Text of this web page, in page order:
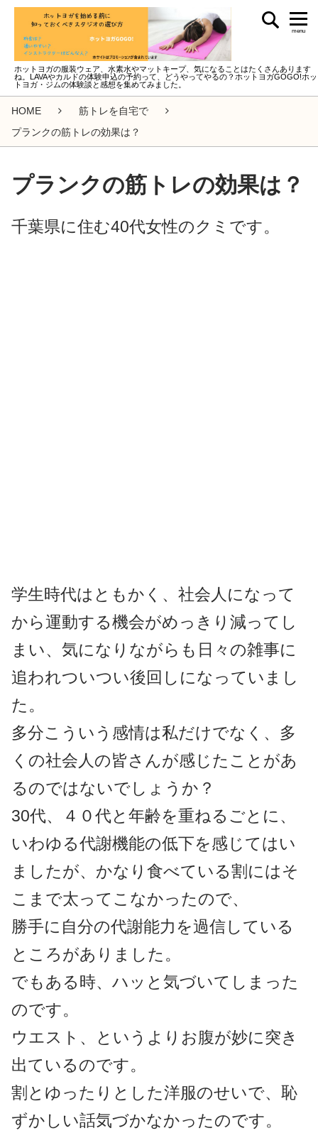
ホットヨガの服装ウェア、水素水やマットキープ、気になることはたくさんあります
ね。LAVAやカルドの体験申込の予約って、どうやってやるの？ホットヨガGOGO!ホッ
トヨガ・ジムの体験談と感想を集めてみました。
menu
HOME
筋トレを自宅で
プランクの筋トレの効果は？
プランクの筋トレの効果は？
千葉県に住む40代女性のクミです。
学生時代はともかく、社会人になって
から運動する機会がめっきり減ってし
まい、気になりながらも日々の雑事に
追われついつい後回しになっていまし
た。
多分こういう感情は私だけでなく、多
くの社会人の皆さんが感じたことがあ
るのではないでしょうか？
30代、４０代と年齢を重ねるごとに、
いわゆる代謝機能の低下を感じてはい
ましたが、かなり食べている割にはそ
こまで太ってこなかったので、
勝手に自分の代謝能力を過信している
ところがありました。
でもある時、ハッと気づいてしまった
のです。
ウエスト、というよりお腹が妙に突き
出ているのです。
割とゆったりとした洋服のせいで、恥
ずかしい話気づかなかったのです。